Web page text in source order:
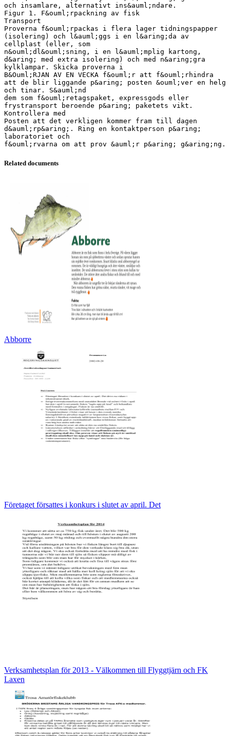
och insamlare, alternativt ins&auml;ndare.
Figur 1. F&ouml;rpackning av fisk
Transport
Proverna f&ouml;rpackas i flera lager tidningspapper
(isolering) och l&auml;ggs i en l&aring;da av
cellplast (eller, som
n&ouml;dl&ouml;sning, i en l&auml;mplig kartong,
d&aring; med extra isolering) och med n&aring;gra
kylklampar. Skicka proverna i
B&Ouml;RJAN AV EN VECKA f&ouml;r att f&ouml;rhindra
att de blir liggande p&aring; posten &ouml;ver en helg
och tinar. S&auml;nd
dem som f&ouml;retagspaket, expressgods eller
frystransport beroende p&aring; paketets vikt.
Kontrollera med
Posten att det verkligen kommer fram till dagen
d&auml;rp&aring;. Ring en kontaktperson p&aring;
laboratoriet och
Related documents
Abborre
Företaget försattes i konkurs i slutet av april. Det
Verksamhetsplan för 2013 - Välkommen till Flyggtjärn och FK
Laxen